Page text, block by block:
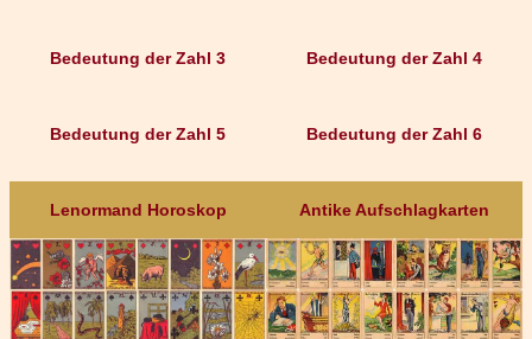
Bedeutung der Zahl 3
Bedeutung der Zahl 5
Bedeutung der Zahl 4
Bedeutung der Zahl 6
Lenormand Horoskop Antike Aufschlagkarten